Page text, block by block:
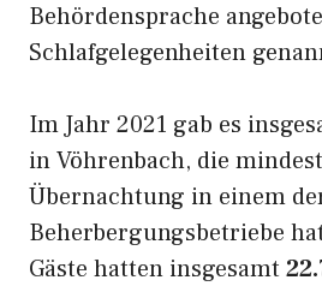
Behördensprache
Schlafgelegenheiten
Im Jahr 2021 gab es
in Vöhrenbach, die
Übernachtung in einem
Beherbergungsbetriebe
Gäste hatten insgesamt